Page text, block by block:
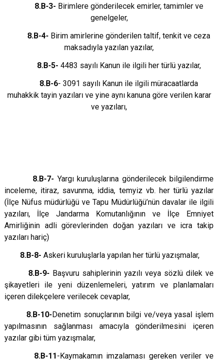
8.B-3- Birimlere gönderilecek emirler, tamimler ve
genelgeler,
8.B-4- Birim amirlerine gönderilen taltif, tenkit ve ceza
maksadıyla yazılan yazılar,
8.B-5- 4483 sayılı Kanun ile ilgili her türlü yazılar,
8.B-6- 3091 sayılı Kanun ile ilgili müracaatlarda
muhakkik tayin yazıları ve yine aynı kanuna göre verilen karar
ve yazıları,
8.B-7- Yargı kuruluşlarına gönderilecek bilgilendirme
inceleme, itiraz, savunma, iddia, temyiz vb. her türlü yazılar
(İlçe Nüfus müdürlüğü ve Tapu Müdürlüğü’nün davalar ile ilgili
yazıları, İlçe Jandarma Komutanlığının ve İlçe Emniyet
Amirliğinin adli görevlerinden doğan yazıları ve icra takip
yazıları hariç)
8.B-8- Askeri kuruluşlarla yapılan her türlü yazışmalar,
8.B-9- Başvuru sahiplerinin yazılı veya sözlü dilek ve
şikayetleri ile yeni düzenlemeleri, yatırım ve planlamaları
içeren dilekçelere verilecek cevaplar,
8.B-10-Denetim sonuçlarının bilgi ve/veya yasal işlem
yapılmasının sağlanması amacıyla gönderilmesini içeren
yazılar gibi tüm yazışmalar,
8.B-11-Kaymakamın imzalaması gereken veriler ve